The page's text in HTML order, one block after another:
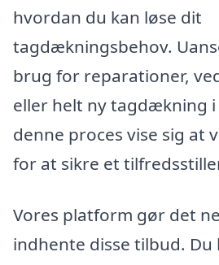
hvordan du kan løse dit
tagdækningsbehov.
brug for reparationer,
eller helt ny tagdækning i
denne proces vise sig at
for at sikre et
Vores platform gør det
indhente disse tilbud.